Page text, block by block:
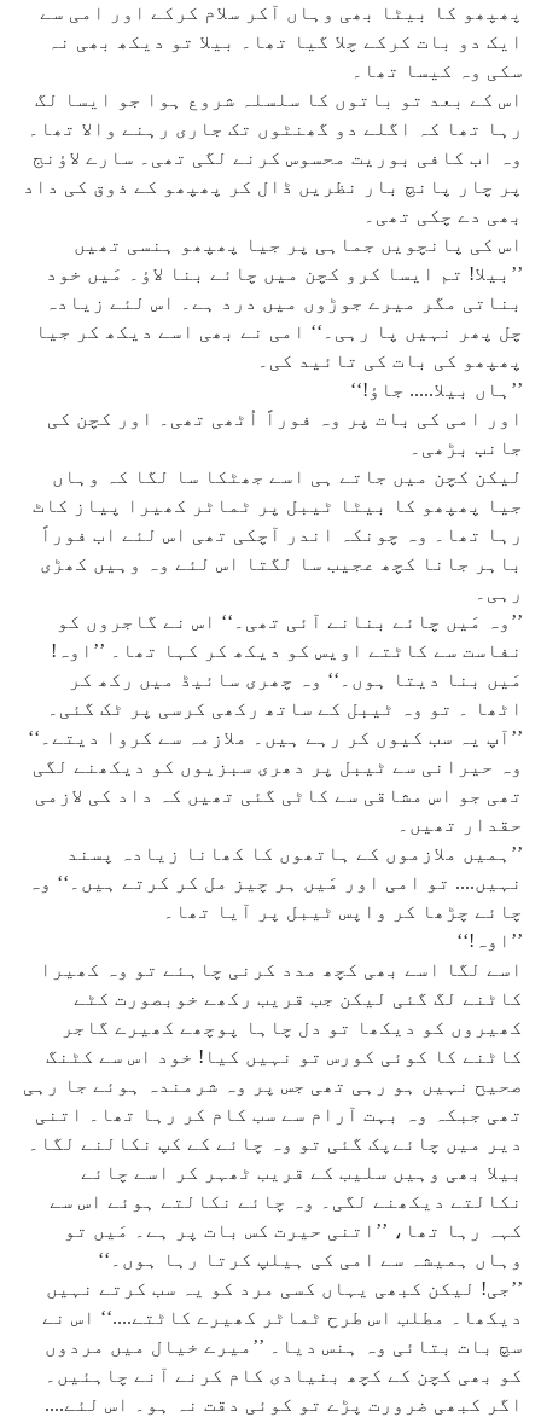
پھپھو کا بیٹا بھی وہاں آکر سلام کرکے اور امی سے
ایک دو بات کرکے چلا گیا تھا۔ بیلا تو دیکھ بھی نہ
سکی وہ کیسا تھا۔
اس کے بعد تو باتوں کا سلسلہ شروع ہوا جو ایسا لگ
رہا تھا کہ اگلے دو گھنٹوں تک جاری رہنے والا تھا۔
وہ اب کافی بوریت محسوس کرنے لگی تھی۔ سارے لاؤنج
پر چار پانچ بار نظریں ڈال کر پھپھو کے ذوق کی داد
بھی دے چکی تھی۔
اس کی پانچویں جماہی پر جیا پھپھو ہنسی تھیں
’’بیلا! تم ایسا کرو کچن میں چائے بنا لاؤ۔ مَیں خود
بناتی مگر میرے جوڑوں میں درد ہے۔ اس لئے زیادہ
چل پھر نہیں پا رہی۔‘‘ امی نے بھی اسے دیکھ کر جیا
پھپھو کی بات کی تائید کی۔
’’ہاں بیلا..... جاؤ!‘‘
اور امی کی بات پر وہ فوراً اُٹھی تھی۔ اور کچن کی
جانب بڑھی۔
لیکن کچن میں جاتے ہی اسے جھٹکا سا لگا کہ وہاں
جیا پھپھو کا بیٹا ٹیبل پر ٹماٹر کھیرا پیاز کاٹ
رہا تھا۔ وہ چونکہ اندر آچکی تھی اس لئے اب فوراً
باہر جانا کچھ عجیب سا لگتا اس لئے وہ وہیں کھڑی
رہی۔
’’وہ مَیں چائے بنانے آئی تھی۔‘‘ اس نے گاجروں کو
نفاست سے کاٹتے اویس کو دیکھ کر کہا تھا۔ ’’اوہ!
مَیں بنا دیتا ہوں۔‘‘ وہ چھری سائیڈ میں رکھ کر
اٹھا ۔ تو وہ ٹیبل کے ساتھ رکھی کرسی پر ٹک گئی۔
’’آپ یہ سب کیوں کر رہے ہیں۔ ملازمہ سے کروا دیتے۔‘‘
وہ حیرانی سے ٹیبل پر دھری سبزیوں کو دیکھنے لگی
تھی جو اس مشاقی سے کاٹی گئی تھیں کہ داد کی لازمی
حقدار تھیں۔
’’ہمیں ملازموں کے ہاتھوں کا کھانا زیادہ پسند
نہیں.... تو امی اور مَیں ہر چیز مل کر کرتے ہیں۔‘‘ وہ
چائے چڑھا کر واپس ٹیبل پر آیا تھا۔
’’اوہ!‘‘
اسے لگا اسے بھی کچھ مدد کرنی چاہئے تو وہ کھیرا
کاٹنے لگ گئی لیکن جب قریب رکھے خوبصورت کٹے
کھیروں کو دیکھا تو دل چاہا پوچھے کھیرے گاجر
کاٹنے کا کوئی کورس تو نہیں کیا! خود اس سے کٹنگ
صحیح نہیں ہو رہی تھی جس پر وہ شرمندہ ہوئے جا رہی
تھی جبکہ وہ بہت آرام سے سب کام کر رہا تھا۔ اتنی
دیر میں چائےپک گئی تو وہ چائے کے کپ نکالنے لگا۔
بیلا بھی وہیں سلیب کے قریب ٹھہر کر اسے چائے
نکالتے دیکھنے لگی۔ وہ چائے نکالتے ہوئے اس سے
کہہ رہا تھا، ’’اتنی حیرت کس بات پر ہے۔ مَیں تو
وہاں ہمیشہ سے امی کی ہیلپ کرتا رہا ہوں۔‘‘
’’جی! لیکن کبھی یہاں کسی مرد کو یہ سب کرتے نہیں
دیکھا۔ مطلب اس طرح ٹماٹر کھیرے کاٹتے....‘‘ اس نے
سچ بات بتائی وہ ہنس دیا۔ ’’میرے خیال میں مردوں
کو بھی کچن کے کچھ بنیادی کام کرنے آنے چاہئیں۔
اگر کبھی ضرورت پڑے تو کوئی دقت نہ ہو۔ اس لئے....